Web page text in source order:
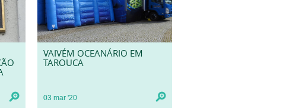
VAIVÉM OCEANÁRIO EM
TAROUCA
03 mar '20